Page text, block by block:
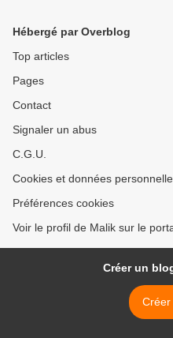
Hébergé par Overblog
Top articles
Pages
Contact
Signaler un abus
C.G.U.
Cookies et données
Préférences cookies
Voir le profil de Malik sur le
Créer un
Créer